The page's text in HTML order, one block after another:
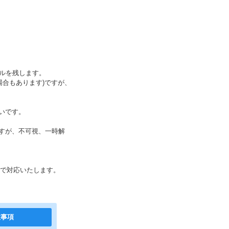
を残します。
もあります)ですが、
です。
が、不可視、一時解
対応いたします。
項